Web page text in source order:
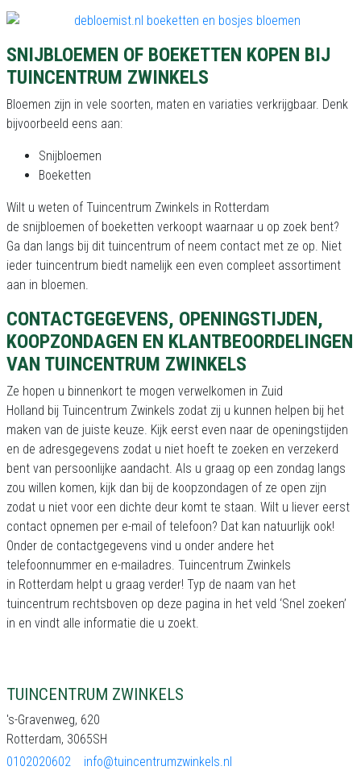
SNIJBLOEMEN OF BOEKETTEN KOPEN BIJ
TUINCENTRUM ZWINKELS
Bloemen zijn in vele soorten, maten en variaties verkrijgbaar. Denk
bijvoorbeeld eens aan:
Snijbloemen
Boeketten
Wilt u weten of Tuincentrum Zwinkels in Rotterdam
de snijbloemen of boeketten verkoopt waarnaar u op zoek bent?
Ga dan langs bij dit tuincentrum of neem contact met ze op. Niet
ieder tuincentrum biedt namelijk een even compleet assortiment
aan in bloemen.
CONTACTGEGEVENS, OPENINGSTIJDEN,
KOOPZONDAGEN EN KLANTBEOORDELINGEN
VAN TUINCENTRUM ZWINKELS
Ze hopen u binnenkort te mogen verwelkomen in Zuid
Holland bij Tuincentrum Zwinkels zodat zij u kunnen helpen bij het
maken van de juiste keuze. Kijk eerst even naar de openingstijden
en de adresgegevens zodat u niet hoeft te zoeken en verzekerd
bent van persoonlijke aandacht. Als u graag op een zondag langs
zou willen komen, kijk dan bij de koopzondagen of ze open zijn
zodat u niet voor een dichte deur komt te staan. Wilt u liever eerst
contact opnemen per e-mail of telefoon? Dat kan natuurlijk ook!
Onder de contactgegevens vind u onder andere het
telefoonnummer en e-mailadres. Tuincentrum Zwinkels
in Rotterdam helpt u graag verder! Typ de naam van het
tuincentrum rechtsboven op deze pagina in het veld ‘Snel zoeken’
in en vindt alle informatie die u zoekt.
TUINCENTRUM ZWINKELS
's-Gravenweg, 620
Rotterdam, 3065SH
0102020602
info@tuincentrumzwinkels.nl